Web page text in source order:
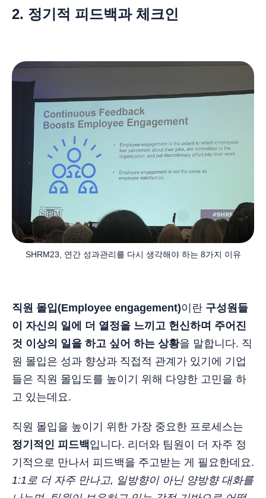
2. 정기적 피드백과 체크인
SHRM23, 연간 성과관리를 다시 생각해야 하는 8가지 이유
직원 몰입(Employee engagement)이란 구성원들
이 자신의 일에 더 열정을 느끼고 헌신하며 주어진
것 이상의 일을 하고 싶어 하는 상황을 말합니다. 직
원 몰입은 성과 향상과 직접적 관계가 있기에 기업
들은 직원 몰입도를 높이기 위해 다양한 고민을 하
고 있는데요.
직원 몰입을 높이기 위한 가장 중요한 프로세스는
정기적인 피드백입니다. 리더와 팀원이 더 자주 정
기적으로 만나서 피드백을 주고받는 게 필요한데요.
1:1로 더 자주 만나고, 일방향이 아닌 양방향 대화를